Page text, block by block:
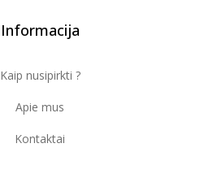
Informacija
Kaip nusipirkti ?
Apie mus
Kontaktai